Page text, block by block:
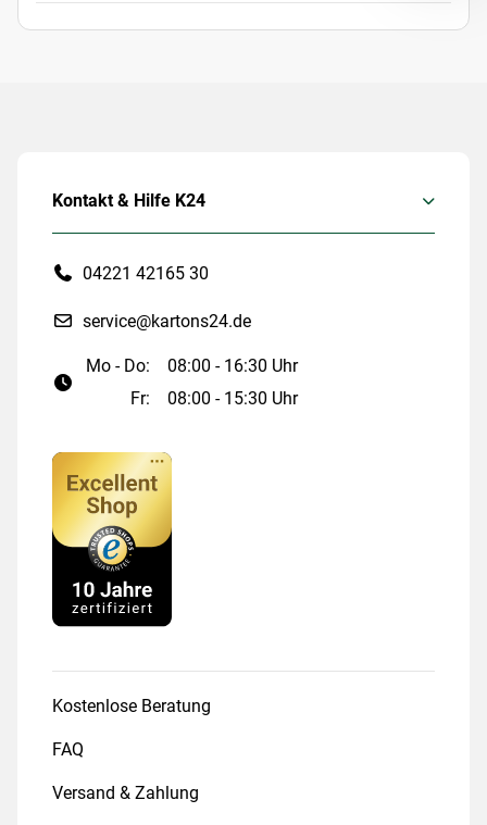
Kontakt & Hilfe K24
04221 42165 30
service@kartons24.de
Mo - Do:
08:00 - 16:30 Uhr
Fr:
08:00 - 15:30 Uhr
Kostenlose Beratung
FAQ
Versand & Zahlung